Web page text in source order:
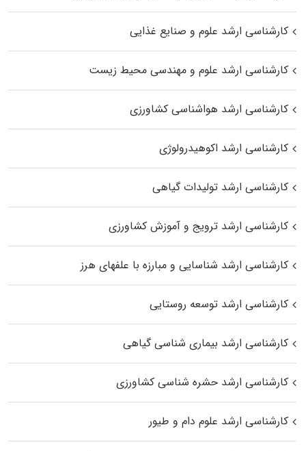
کارشناسی ارشد علوم و صنایع غذایی
کارشناسی ارشد علوم و مهندسی محیط زیست
کارشناسی ارشد هواشناسی کشاورزی
کارشناسی ارشد اکوهیدرولوژی
کارشناسی ارشد تولیدات گیاهی
کارشناسی ارشد ترویج و آموزش کشاورزی
کارشناسی ارشد شناسایی و مبارزه با علفهای هرز
کارشناسی ارشد توسعه روستایی
کارشناسی ارشد بیماری‌ شناسی گیاهی
کارشناسی ارشد حشره‌ شناسی کشاورزی
کارشناسی ارشد علوم دام و طیور